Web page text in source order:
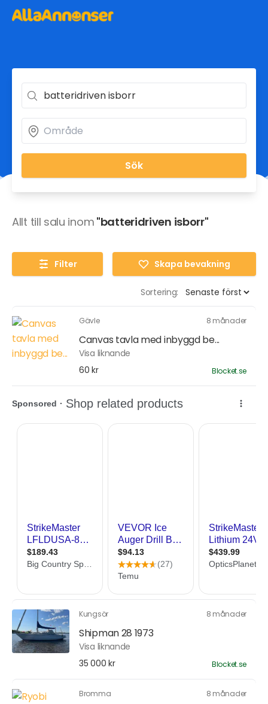
Sök
Allt till salu inom "batteridriven isborr"
Filter Skapa bevakning
Sortering:
Gävle 8 månader
Canvas tavla med inbyggd be...
Visa liknande
60 kr
Blocket.se
Kungsör 8 månader
Shipman 28 1973
Visa liknande
35 000 kr
Blocket.se
Bromma 8 månader